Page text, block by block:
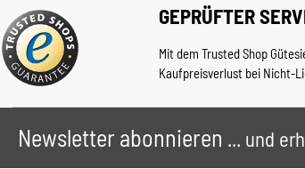
GEPRÜFTER
Mit dem Trusted Shop
Kaufpreisverlust bei Nicht-
Newsletter abonnieren ... und